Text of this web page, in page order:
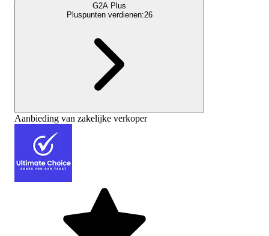
G2A Plus
Pluspunten verdienen:26
Aanbieding van zakelijke verkoper